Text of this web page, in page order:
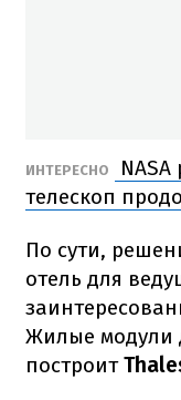
ИНТЕРЕСНО
телескоп
По сути,
отель для
Жилые модули
построит